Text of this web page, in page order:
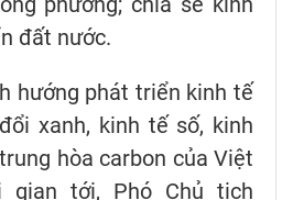
đất nước.
hướng phát triển kinh tế
xanh, kinh tế số, kinh
hòa carbon của Việt
gian tới, Phó Chủ tịch